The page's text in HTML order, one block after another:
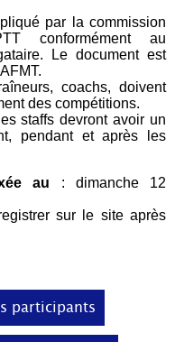
par la commission
conformément au
Le document est
coachs, doivent
des compétitions.
staffs devront avoir un
pendant et après les
au : dimanche 12
sur le site après
participants